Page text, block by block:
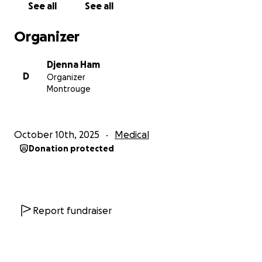
See all See all
Organizer
D
Djenna Ham
Organizer
Montrouge
October 10th, 2025 Medical
Donation protected
Report fundraiser